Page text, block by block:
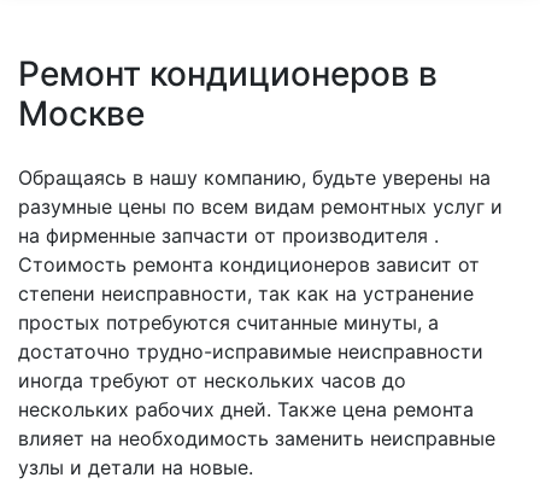
Ремонт кондиционеров в
Москве
Обращаясь в нашу компанию, будьте уверены на
разумные цены по всем видам ремонтных услуг и
на фирменные запчасти от производителя .
Стоимость ремонта кондиционеров зависит от
степени неисправности, так как на устранение
простых потребуются считанные минуты, а
достаточно трудно-исправимые неисправности
иногда требуют от нескольких часов до
нескольких рабочих дней. Также цена ремонта
влияет на необходимость заменить неисправные
узлы и детали на новые.